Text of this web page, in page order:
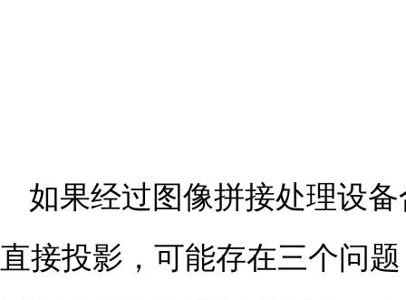
如果经过图像拼接处理设
直接投影，可能存在三个问